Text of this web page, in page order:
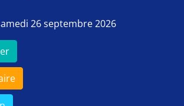
26 septembre 2026